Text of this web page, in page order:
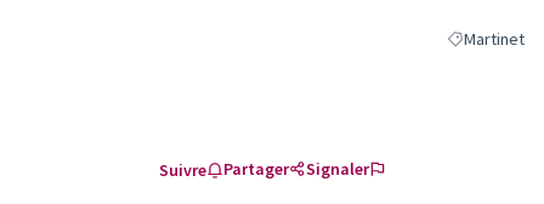
Filtrer les
Martinet
Suivre Partager Signaler